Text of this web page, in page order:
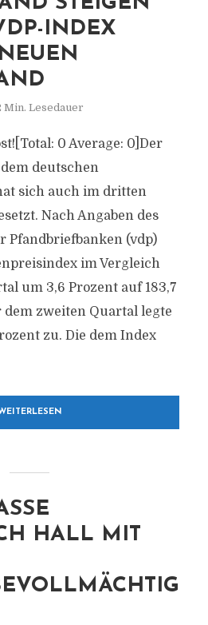
INDEX
Min. Lesedauer
0 Average: 0]Der
deutschen
sich auch im dritten
Nach Angaben des
Pfandbriefbanken (vdp)
im Vergleich
um 3,6 Prozent auf 183,7
dem zweiten Quartal legte
zu. Die dem Index
HALL MIT